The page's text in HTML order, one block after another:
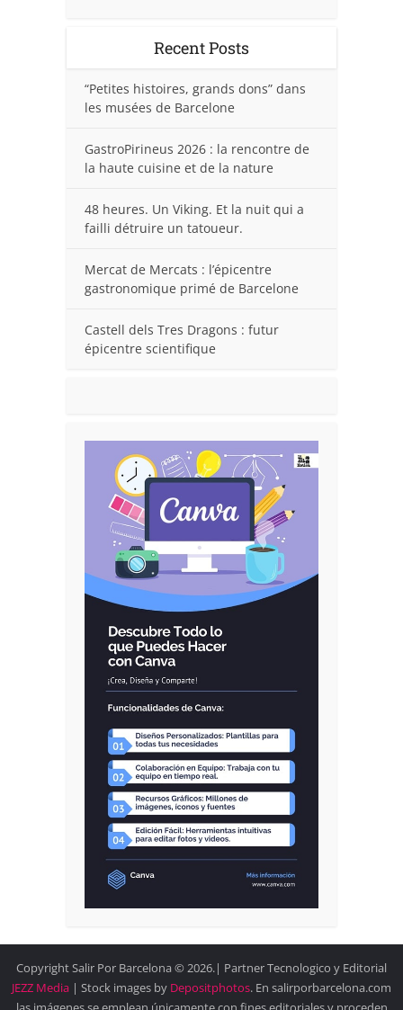
Recent Posts
“Petites histoires, grands dons” dans
les musées de Barcelone
GastroPirineus 2026 : la rencontre de
la haute cuisine et de la nature
48 heures. Un Viking. Et la nuit qui a
failli détruire un tatoueur.
Mercat de Mercats : l’épicentre
gastronomique primé de Barcelone
Castell dels Tres Dragons : futur
épicentre scientifique
Copyright Salir Por Barcelona © 2026.| Partner Tecnologico y Editorial
JEZZ Media | Stock images by Depositphotos. En salirporbarcelona.com